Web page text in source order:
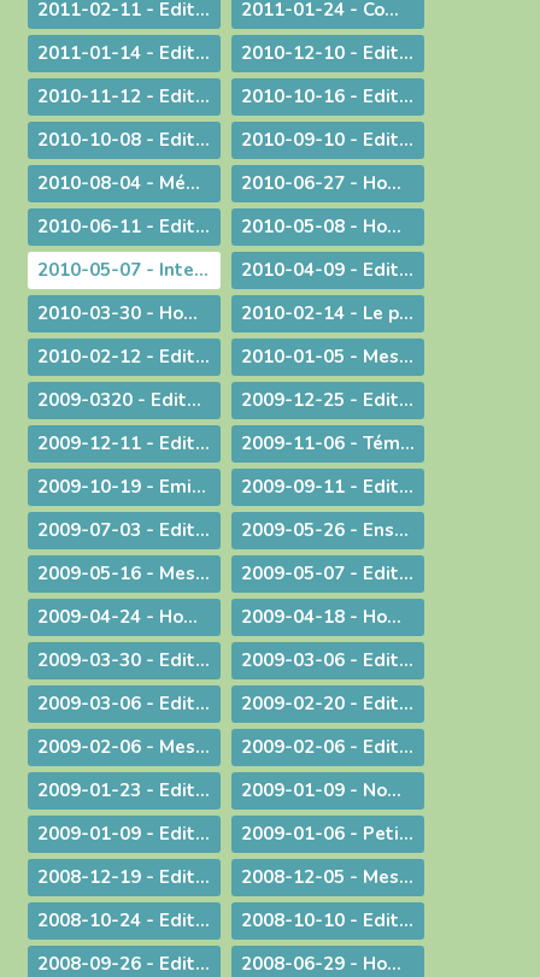
2011-02-11 - Edito : L'origine apostolique du célibat du prêtre
2011-01-24 - Communiqué aux chrétiens du diocèse
2011-01-14 - Edito : Une nouvelle année
2010-12-10 - Edito : Quel chemin pour l'humanité ?
2010-11-12 - Edito : Les saints n'ont pas disparu !
2010-10-16 - Edito : Le Synode pour le Moyen-Orient devrait tous nous faire réfléchir...
2010-10-08 - Edito : CARITAS IN VERITATE
2010-09-10 - Edito : Au rendez-vous des urgences, la mission est la première invitée
2010-08-04 - Méditation aux vêpres à Ars
2010-06-27 - Homélie pour les ordinations
2010-06-11 - Edito : S.D.F. pour une quin­zaine !
2010-05-08 - Homélie : Journée provinciale pour les vocations
2010-05-07 - Interview : La communion entre Eglises - Retour d'Irlande
2010-04-09 - Edito : "Attirons-le dans un piège"
2010-03-30 - Homélie pour la Messe chrismale
2010-02-14 - Le prêtre, guetteur de Dieu
2010-02-12 - Edito : La vérité de l'histoire
2010-01-05 - Message : Du nouveau dans la communication du diocèse de Belley-Ars !
2009-0320 - Edito : Quel avenir pour la paternité ?
2009-12-25 - Edito : Que de­vons-nous faire ?
2009-12-11 - Edito : Identité nationale
2009-11-06 - Témoignage : Demain, la vie de nos communautés chrétiennes
2009-10-19 - Emission : A propos du travail le dimanche
2009-09-11 - Edito : Une année pastorale qui ne ressemble à aucune autre !
2009-07-03 - Edito : Une toile de fond peu commune... pour une fin d'année ordinaire !
2009-05-26 - Enseignement : Journée du Presbyterium
2009-05-16 - Message : Evangélisation et année sacerdotale
2009-05-07 - Edito : Faut-il encore garder un peu de religion ?
2009-04-24 - Homélie pour la messe chrismale
2009-04-18 - Homélie : A Dieu !
2009-03-30 - ­Edito : Le choc de la dif­fé­rence
2009-03-06 - Edito : L'impact universel de nos responsabilités individuelles
2009-03-06 - Edito : Donner
2009-02-20 - Edito : Le droit de vivre !
2009-02-06 - Message aux diocésains à propos de la levée des excommunications des quatre évêques de la Fraternité Saint Pie X
2009-02-06 - Edito : Un nouveau pas sur la route de l'évangélisation
2009-01-23 - Edito : Une prière sans parole
2009-01-09 - Nomination : le P. S. Bataille, futur Supérieur du Séminaire Français de Rome
2009-01-09 - Edito : Sur les traces de saint Paul : le Forum de l'évangélisation
2009-01-06 - Petit guide de lecture de l'encylique « L'ÉGLISE VIT DE L'EUCHARISTIE »
2008-12-19 - Edito : Noël ou l'humilité de Dieu
2008-12-05 - Message pour le Jubilé du Saint Curé d'Ars
2008-10-24 - Edito : Rendez à César... rendez à Dieu...
2008-10-10 - Edito : La Parole de Dieu et la marche du monde
2008-09-26 - Edito : L'Eglise en France, une nouvelle fois visitée
2008-06-29 - Homélie pour les ordinations